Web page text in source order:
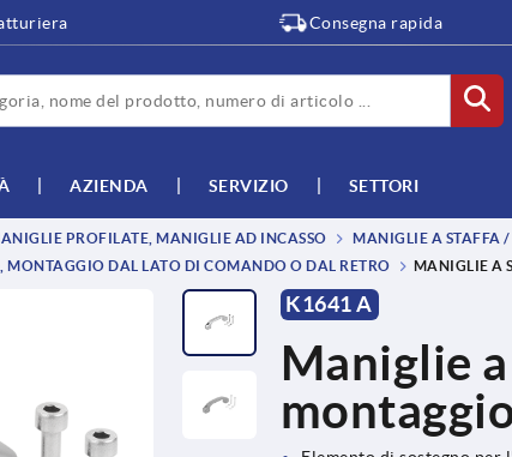
Consegna rapida
AZIENDA SERVIZIO SETTORI
PROFILATE, MANIGLIE AD INCASSO
MANIGLIE A STAFFA
DAL LATO DI COMANDO O DAL RETRO
MANIGLIE A
K1641 A
Maniglie